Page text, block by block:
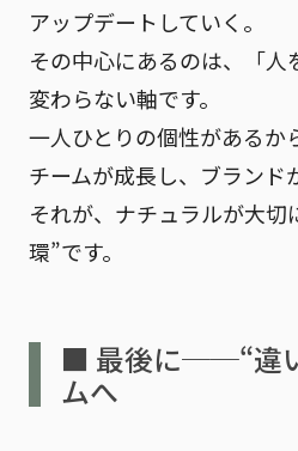
アップデートしていく。
その中心にあるのは、「人
変わらない軸です。
一人ひとりの個性があるか
チームが成長し、ブランド
それが、ナチュラルが大切
環”です。
■ 最後に──“違
ムへ